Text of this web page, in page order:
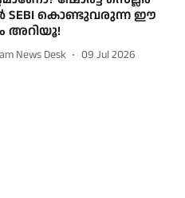
SEBI കൊണ്ടുവരുന്ന ഈ
അറിയൂ!
News Desk 09 Jul 2026